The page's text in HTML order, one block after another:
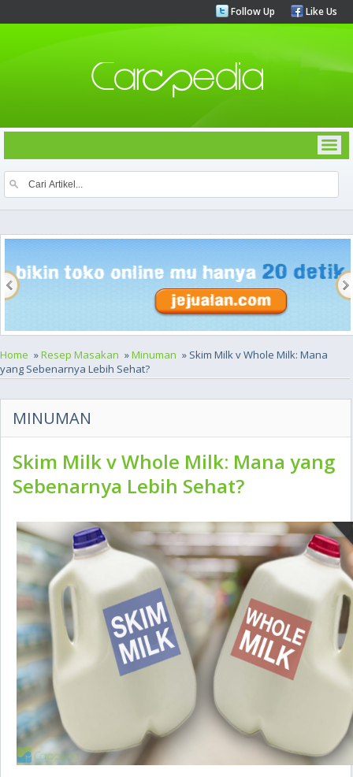
Follow Up Like Us
Home »Resep Masakan »Minuman » Skim Milk v Whole Milk: Mana
yang Sebenarnya Lebih Sehat?
MINUMAN
Skim Milk v Whole Milk: Mana yang
Sebenarnya Lebih Sehat?